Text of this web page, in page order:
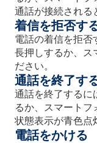
通話が接続される
着信を拒否す
電話の着信を拒否
長押しするか、ス
ださい。
通話を終了す
通話を終了するに
るか、スマートフ
状態表示が青色点
電話をかける